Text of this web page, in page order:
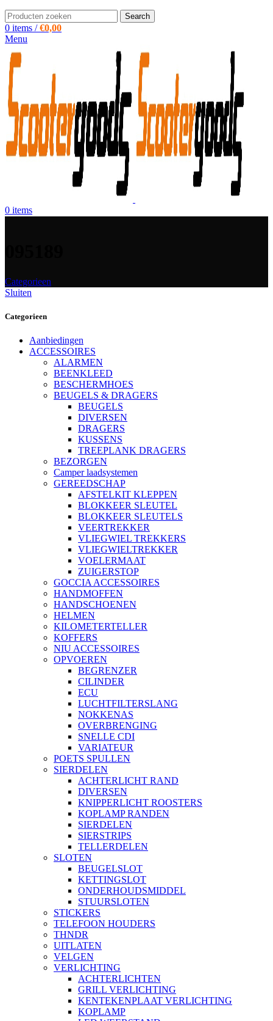
Search
0 items / €0,00
Menu
0 items
Categorieen
Sluiten
Categorieen
Aanbiedingen
ACCESSOIRES
ALARMEN
BEENKLEED
BESCHERMHOES
BEUGELS & DRAGERS
BEUGELS
DIVERSEN
DRAGERS
KUSSENS
TREEPLANK DRAGERS
BEZORGEN
Camper laadsystemen
GEREEDSCHAP
AFSTELKIT KLEPPEN
BLOKKEER SLEUTEL
BLOKKEER SLEUTELS
VEERTREKKER
VLIEGWIEL TREKKERS
VLIEGWIELTREKKER
VOELERMAAT
ZUIGERSTOP
GOCCIA ACCESSOIRES
HANDMOFFEN
HANDSCHOENEN
HELMEN
KILOMETERTELLER
KOFFERS
NIU ACCESSOIRES
OPVOEREN
BEGRENZER
CILINDER
ECU
LUCHTFILTERSLANG
NOKKENAS
OVERBRENGING
SNELLE CDI
VARIATEUR
POETS SPULLEN
SIERDELEN
ACHTERLICHT RAND
DIVERSEN
KNIPPERLICHT ROOSTERS
KOPLAMP RANDEN
SIERDELEN
SIERSTRIPS
TELLERDELEN
SLOTEN
BEUGELSLOT
KETTINGSLOT
ONDERHOUDSMIDDEL
STUURSLOTEN
STICKERS
TELEFOON HOUDERS
THNDR
UITLATEN
VELGEN
VERLICHTING
ACHTERLICHTEN
GRILL VERLICHTING
KENTEKENPLAAT VERLICHTING
KOPLAMP